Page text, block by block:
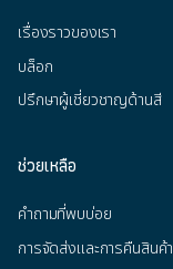
เรื่องราวของเรา
บล็อก
ปรึกษาผู้เชี่ยวชาญด้านสี
ช่วยเหลือ
คำถามที่พบบ่อย
การจัดส่งและการคืนสินค้า